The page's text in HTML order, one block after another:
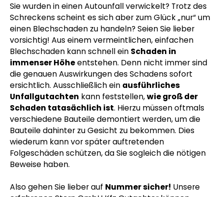
Sie wurden in einen Autounfall verwickelt? Trotz des
Schreckens scheint es sich aber zum Glück „nur“ um
einen Blechschaden zu handeln? Seien Sie lieber
vorsichtig! Aus einem vermeintlichen, einfachen
Blechschaden kann schnell ein Schaden in
immenser Höheentstehen. Denn nicht immer sind
die genauen Auswirkungen des Schadens sofort
ersichtlich. Ausschließlich ein ausführliches
Unfallgutachten kann feststellen,wie groß der
Schaden tatasächlich ist. Hierzu müssen oftmals
verschiedene Bauteile demontiert werden, um die
Bauteile dahinter zu Gesicht zu bekommen. Dies
wiederum kann vor später auftretenden
Folgeschäden schützen, da Sie sogleich die nötigen
Beweise haben.
Also gehen Sie lieber auf Nummer sicher! Unsere